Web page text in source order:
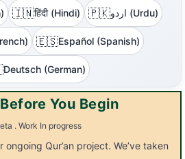
🇮🇳हिंदी (Hindi) 🇵🇰 اردو (Urdu)
🇪🇸Español (Spanish)
Deutsch (German)
You Begin
. Work In progress
Qur’an project. We’ve taken